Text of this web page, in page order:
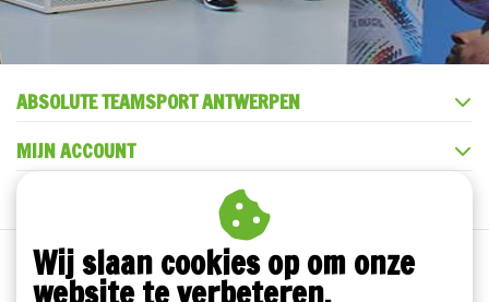
ABSOLUTE TEAMSPORT ANTWERPEN
MIJN ACCOUNT
Wij slaan cookies op om onze
website te verbeteren.